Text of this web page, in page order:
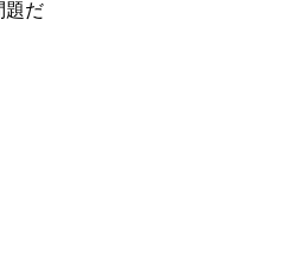
題だ